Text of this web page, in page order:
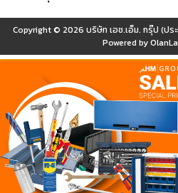
Copyright © 2026 บริษัท เอช.เอ็ม. กรุ๊ป (ปร
Powered by